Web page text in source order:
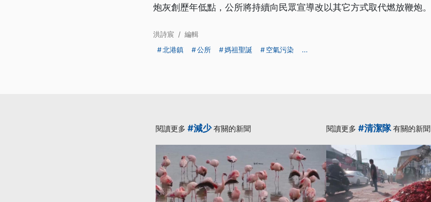
炮灰創歷年低點，公所將持續向民眾宣導改以其它方式取代燃放鞭炮。
洪詩宸 / 編輯
北港鎮
公所 媽祖聖誕 空氣污染 ...
閱讀更多 #減少有關的新聞 閱讀更多 #清潔隊有關的新聞